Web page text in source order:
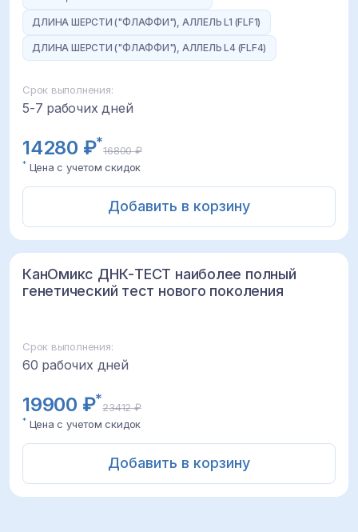
ДЛИНА ШЕРСТИ ("ФЛАФФИ"), АЛЛЕЛЬ L1 (FLF1)
ДЛИНА ШЕРСТИ ("ФЛАФФИ"), АЛЛЕЛЬ L4 (FLF4)
Срок выполнения:
5-7 рабочих дней
14280 ₽*16800 ₽
*Цена с учетом скидок
Добавить в корзину
КанОмикс ДНК-ТЕСТ наиболее полный
генетический тест нового поколения
Срок выполнения:
60 рабочих дней
19900 ₽*23412 ₽
*Цена с учетом скидок
Добавить в корзину